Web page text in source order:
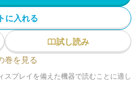
に入れる
試し読み
巻を見る
プレイを備えた機器で読むことに適し